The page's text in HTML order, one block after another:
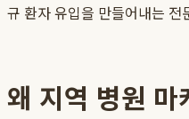
규 환자 유입을 만들어내는
왜 지역 병원